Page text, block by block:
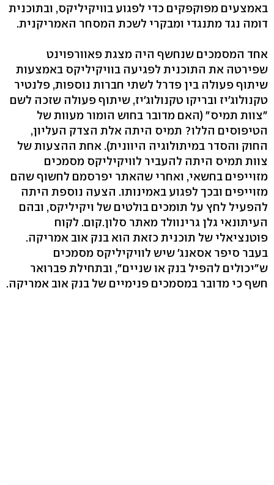
באמצעים מפוקפקים כדי לפגוע בוויקיליקס, ובתוכנית
דומה נגד מתנגדי ומבקרי לשכת המסחר האמריקנית.
אחד המסמכים שנחשף היה מצגת פאוורפוינט
שפירטה את התוכנית לפגיעה בוויקיליקס באמצעות
שיתוף פעולה בין פדרל לשתי חברות נוספות, פלנטיר
טקנולוג'יז ובריקו טקנולוג'יז, שיתוף פעולה שזכה לשם
"צוות תמיס" (האם מדובר בחוש הומור מעוות של
הטיפוסים הללו? תמיס היתה אלת הצדק העליון,
החוק והסדר במיתולוגיה היוונית). אחת ההצעות של
צוות תמיס היתה להעביר לוויקיליקס מסמכים
מזוייפים בחשאי, ואחרי שהאתר יפרסמם לחשוף שהם
מזוייפים ובכך לפגוע באמינותו. הצעה נוספת היתה
להפעיל לחץ על תומכים בולטים של ויקיליקס, ובהם
העיתונאי גלן גרינוולד מאתר סלון.קום. לקוח
פוטנציאלי של תוכנית כזאת הוא בנק אוב אמריקה.
בעבר סיפר אסאנג' שיש לוויקיליקס מסמכים
ש"יכולים להפיל בנק או שניים", ובתחילת פברואר
חשף כי מדובר במסמכים פנימיים של בנק אוב אמריקה.